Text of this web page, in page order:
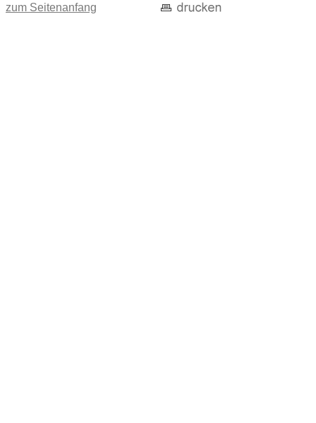
zum Seitenanfang